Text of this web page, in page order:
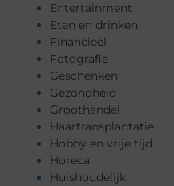
Entertainment
Eten en drinken
Financieel
Fotografie
Geschenken
Gezondheid
Groothandel
Haartransplantatie
Hobby en vrije tijd
Horeca
Huishoudelijk